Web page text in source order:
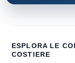
ESPLORA LE
COSTIERE